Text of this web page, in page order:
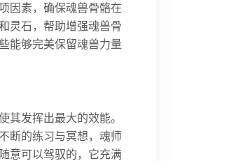
因素，确保魂兽骨骼在
灵石，帮助增强魂兽骨
能够完美保留魂兽力量
其发挥出最大的效能。
断的练习与冥想，魂师
意可以驾驭的，它充满